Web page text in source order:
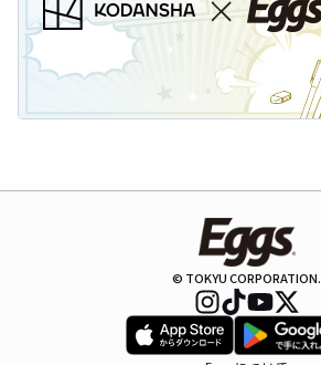
© TOKYU CORPORATION.